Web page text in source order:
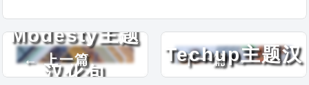
← 上一篇
Modesty主题
汉化包
下一篇 →
Responsive
Techup主题汉